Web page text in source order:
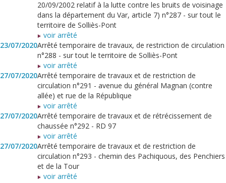
20/09/2002 relatif à la lutte contre les bruits de voisinage
dans la département du Var, article 7) n°287 - sur tout le
territoire de Solliès-Pont
voir arrêté
23/07/2020Arrêté temporaire de travaux, de restriction de circulation
n°288 - sur tout le territoire de Solliès-Pont
voir arrêté
27/07/2020Arrêté temporaire de travaux et de restriction de
circulation n°291 - avenue du général Magnan (contre
allée) et rue de la République
voir arrêté
27/07/2020Arrêté temporaire de travaux et de rétrécissement de
chaussée n°292 - RD 97
voir arrêté
27/07/2020Arrêté temporaire de travaux et de restriction de
circulation n°293 - chemin des Pachiquous, des Penchiers
et de la Tour
voir arrêté